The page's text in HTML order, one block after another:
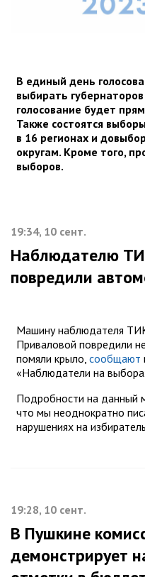
В единый день
выбирать
голосование будет
Также состоятся
в 16 регионах и
округам. Кроме того,
выборов.
19:34, 10 сент.
Наблюдателю
повредили
Машину наблюдателя
Приваловой повредили
помяли крыло, сообщают
«Наблюдатели на
Подробности на данный
что мы неоднократно
нарушениях на
19:28, 10 сент.
В Пушкине
демонстрирует